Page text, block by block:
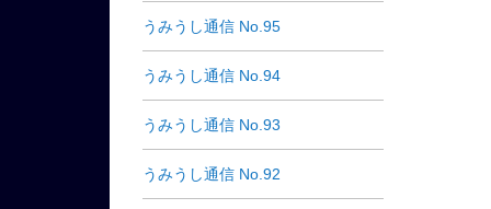
うみうし通信 No.95
うみうし通信 No.94
うみうし通信 No.93
うみうし通信 No.92